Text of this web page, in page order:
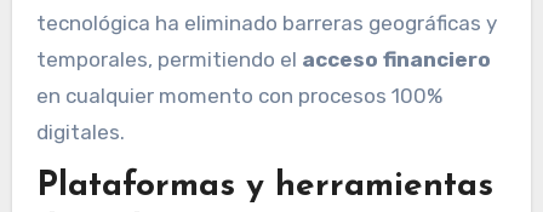
tecnológica ha eliminado barreras geográficas y
temporales, permitiendo el acceso financiero
en cualquier momento con procesos 100%
digitales.
Plataformas y herramientas